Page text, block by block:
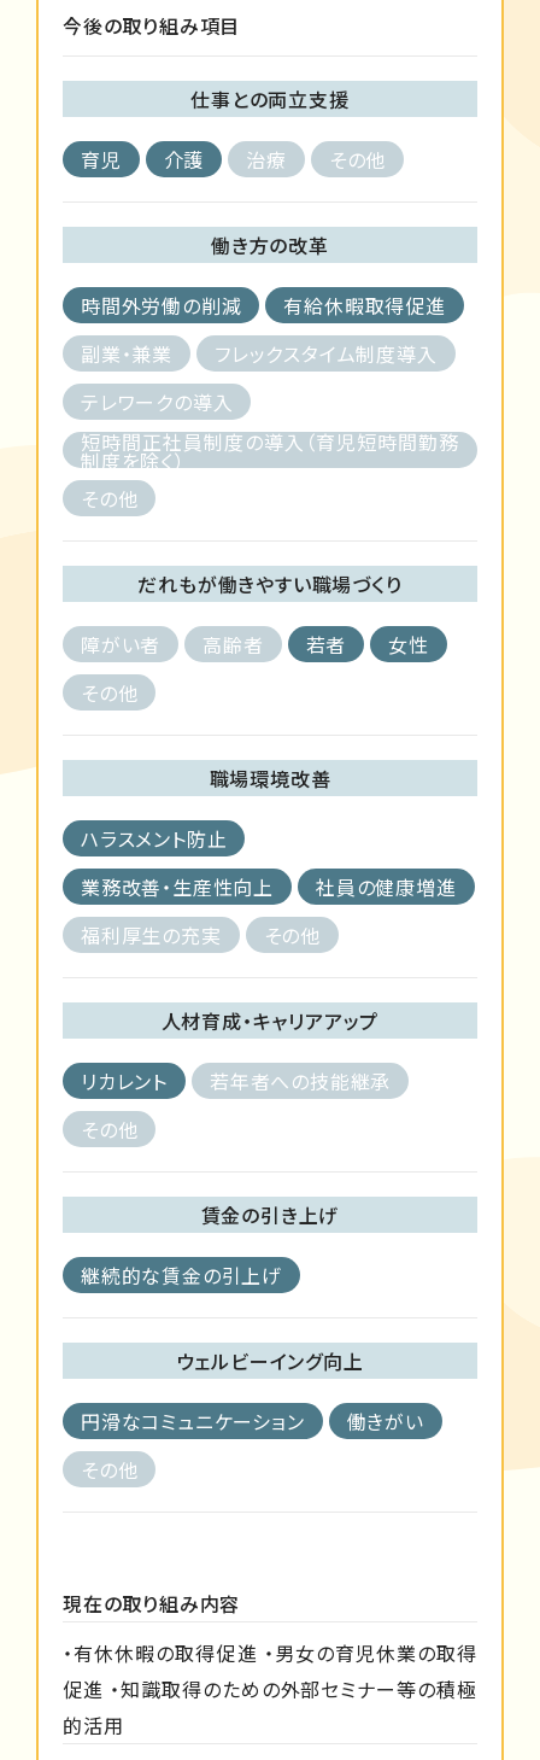
今後の取り組み項目
仕事との両立支援
育児 介護 治療 その他
働き方の改革
時間外労働の削減
有給休暇取得促進
副業・兼業
フレックスタイム制度導入
テレワークの導入
短時間正社員制度の導入（育児短時間勤務
制度を除く）
その他
だれもが働きやすい職場づくり
障がい者 高齢者 若者
女性
その他
職場環境改善
ハラスメント防止
業務改善・生産性向上
社員の健康増進
福利厚生の充実
その他
人材育成・キャリアアップ
リカレント
若年者への技能継承
その他
賃金の引き上げ
継続的な賃金の引上げ
ウェルビーイング向上
円滑なコミュニケーション
働きがい
その他
現在の取り組み内容
・有休休暇の取得促進 ・男女の育児休業の取得
促進 ・知識取得のための外部セミナー等の積極
的活用